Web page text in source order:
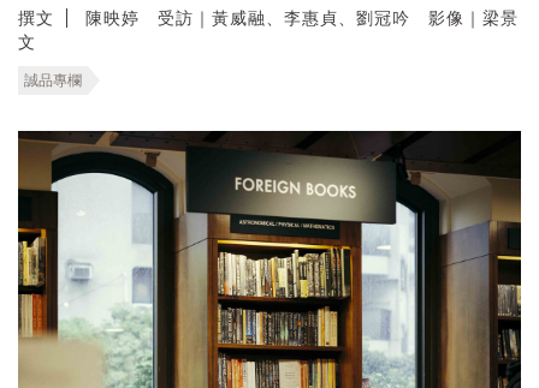
撰文
陳映婷 受訪｜黃威融、李惠貞、劉冠吟 影像｜梁景
文
誠品專欄